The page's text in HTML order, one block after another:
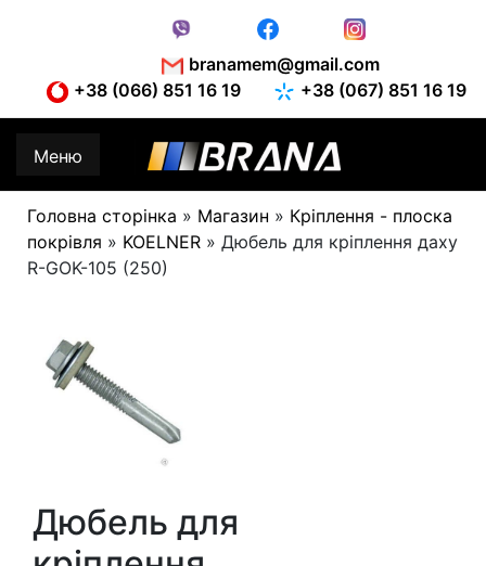
+38 (066) 851 16 19
+38 (067) 851 16 19
branamem@gmail.com
Меню
Головна сторінка » Магазин » Кріплення - плоска
покрівля » KOELNER » Дюбель для кріплення даху
R-GOK-105 (250)
Дюбель для